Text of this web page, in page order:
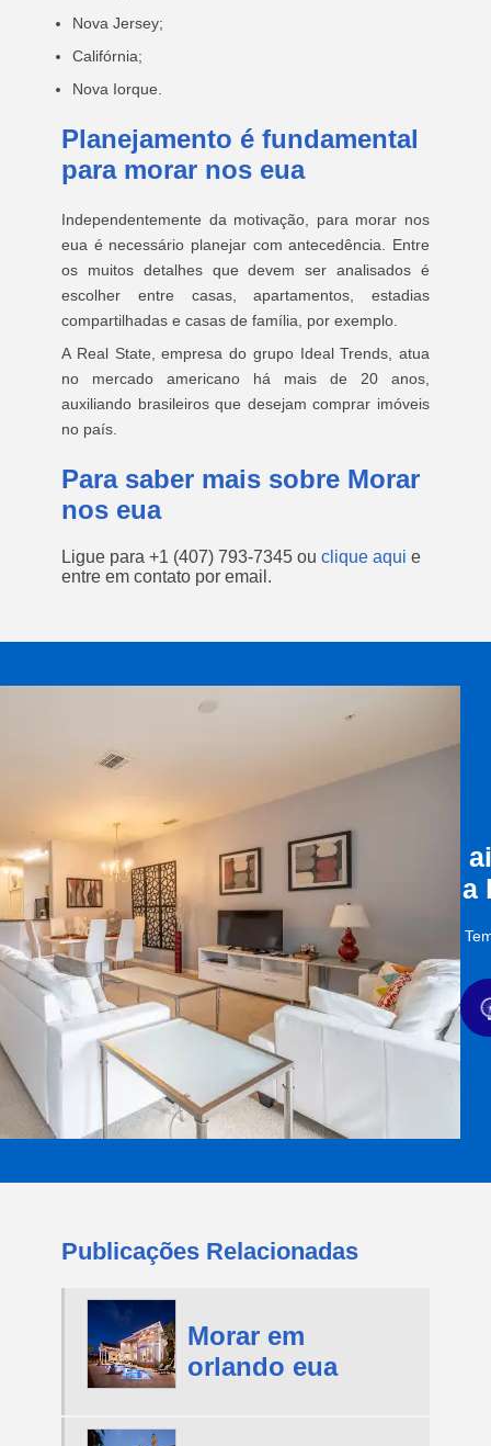
Nova Jersey;
Califórnia;
Nova Iorque.
Planejamento é fundamental
para morar nos eua
Independentemente da motivação, para morar nos
eua é necessário planejar com antecedência. Entre
os muitos detalhes que devem ser analisados é
escolher entre casas, apartamentos, estadias
compartilhadas e casas de família, por exemplo.
A Real State, empresa do grupo Ideal Trends, atua
no mercado americano há mais de 20 anos,
auxiliando brasileiros que desejam comprar imóveis
no país.
Para saber mais sobre Morar
nos eua
Ligue para +1 (407) 793-7345 ou clique aqui e
entre em contato por email.
a
Publicações Relacionadas
Morar em
orlando eua